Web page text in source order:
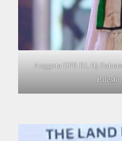
Anggota DPR RI, Hj